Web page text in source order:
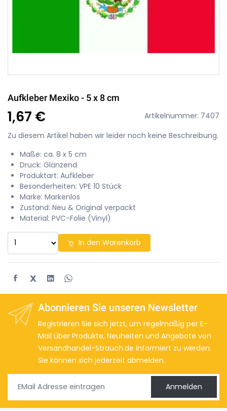
Aufkleber Mexiko - 5 x 8 cm
1,67 €
Artikelnummer: 7407
Zu diesem Artikel haben wir leider noch keine Beschreibung.
Maße: ca. 8 x 5 cm
Druck: Glänzend
Produktart: Aufkleber
Besonderheiten: VPE 10 Stück
Marke: Markenlos
Zustand: Neu & Original verpackt
Material: PVC-Folie (Vinyl)
In den Warenkorb
X
Abonnieren Sie unseren Newsletter
Registrieren Sie sich jetzt, um regelmäßig per E-
Mail über Produkte, Neuheiten und Angebote von
Versandhandel-Strauch.de informiert zu werden.
Sie können sich jederzeit abmelden.
Anmelden